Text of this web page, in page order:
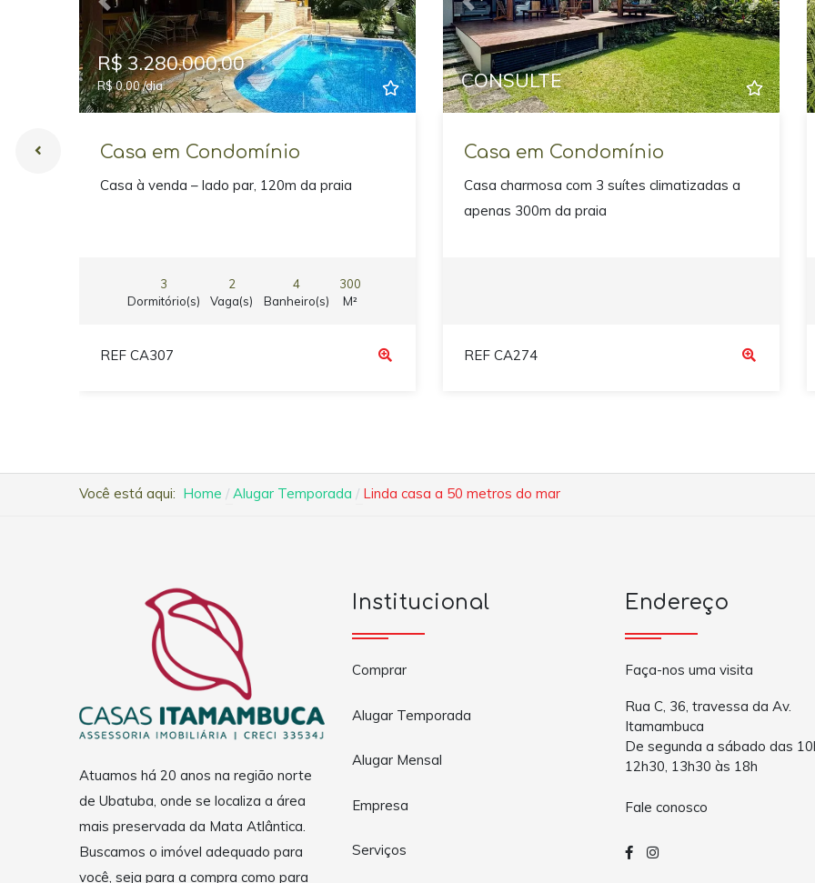
Previous Next
R$ 3.280.000,00
R$ 0,00 /dia
Casa em Condomínio
Casa à venda – lado par, 120m da praia
3
Dormitório(s)
2
Vaga(s)
4
Banheiro(s)
300
M²
REF CA307
Previous Next
CONSULTE
Casa em Condomínio
Casa charmosa com 3 suítes climatizadas a
apenas 300m da praia
REF CA274
Você está aqui: Home Alugar Temporada Linda casa a 50 metros do mar
Atuamos há 20 anos na região norte
de Ubatuba, onde se localiza a área
mais preservada da Mata Atlântica.
Buscamos o imóvel adequado para
você, seja para a compra como para
Institucional
Comprar
Alugar Temporada
Alugar Mensal
Empresa
Serviços
Endereço
Faça-nos uma visita
Rua C, 36, travessa da Av.
Itamambuca
De segunda a sábado das
12h30, 13h30 às 18h
Fale conosco